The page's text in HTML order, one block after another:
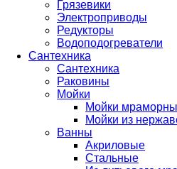
Грязевики
Электроприводы
Редукторы
Водоподогреватели
Сантехника
Сантехника
Раковины
Мойки
Мойки
Мойки из
Ванны
Акриловые
Стальные